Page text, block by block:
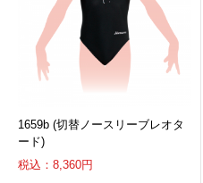
1659b (切替ノースリーブレオタ
ード)
税込：8,360円